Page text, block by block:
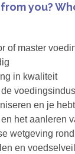
you?
of master
in kwaliteit
en je
het aanleren
wetgeving rond
en